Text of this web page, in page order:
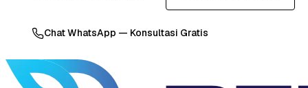
Chat WhatsApp — Konsultasi Gratis